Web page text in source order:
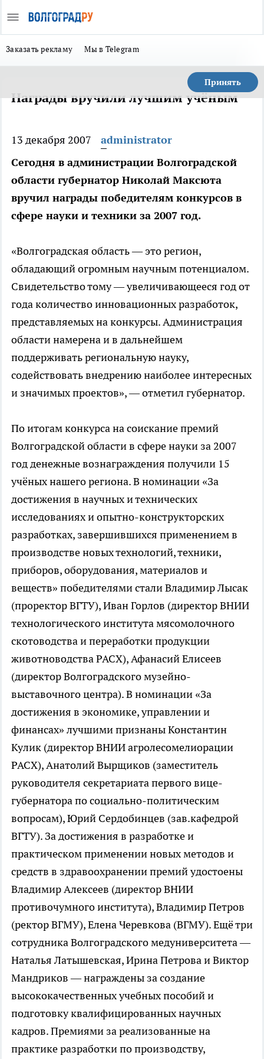
Заказать рекламу Мы в Telegram
Принять
Награды вручили лучшим учёным
13 декабря 2007
administrator
Сегодня в администрации Волгоградской
области губернатор Николай Максюта
вручил награды победителям конкурсов в
сфере науки и техники за 2007 год.
«Волгоградская область — это регион,
обладающий огромным научным потенциалом.
Свидетельство тому — увеличивающееся год от
года количество инновационных разработок,
представляемых на конкурсы. Администрация
области намерена и в дальнейшем
поддерживать региональную науку,
содействовать внедрению наиболее интересных
и значимых проектов», — отметил губернатор.
По итогам конкурса на соискание премий
Волгоградской области в сфере науки за 2007
год денежные вознаграждения получили 15
учёных нашего региона. В номинации «За
достижения в научных и технических
исследованиях и опытно-конструкторских
разработках, завершившихся применением в
производстве новых технологий, техники,
приборов, оборудования, материалов и
веществ» победителями стали Владимир Лысак
(проректор ВГТУ), Иван Горлов (директор ВНИИ
технологического института мясомолочного
скотоводства и переработки продукции
животноводства РАСХ), Афанасий Елисеев
(директор Волгоградского музейно-
выставочного центра). В номинации «За
достижения в экономике, управлении и
финансах» лучшими признаны Константин
Кулик (директор ВНИИ агролесомелиорации
РАСХ), Анатолий Вырщиков (заместитель
руководителя секретариата первого вице-
губернатора по социально-политическим
вопросам), Юрий Сердобинцев (зав.кафедрой
ВГТУ). За достижения в разработке и
практическом применении новых методов и
средств в здравоохранении премий удостоены
Владимир Алексеев (директор ВНИИ
противочумного института), Владимир Петров
(ректор ВГМУ), Елена Черевкова (ВГМУ). Ещё три
сотрудника Волгоградского медуниверситета —
Наталья Латышевская, Ирина Петрова и Виктор
Мандриков — награждены за создание
высококачественных учебных пособий и
подготовку квалифицированных научных
кадров. Премиями за реализованные на
практике разработки по производству,